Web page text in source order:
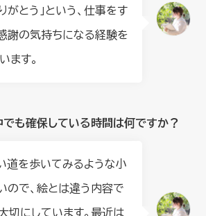
がとう」という、仕事をす
謝の気持ちになる経験を
ます。
でも確保している時間は何ですか？
道を歩いてみるような小
ので、絵とは違う内容で
切にしています。最近は